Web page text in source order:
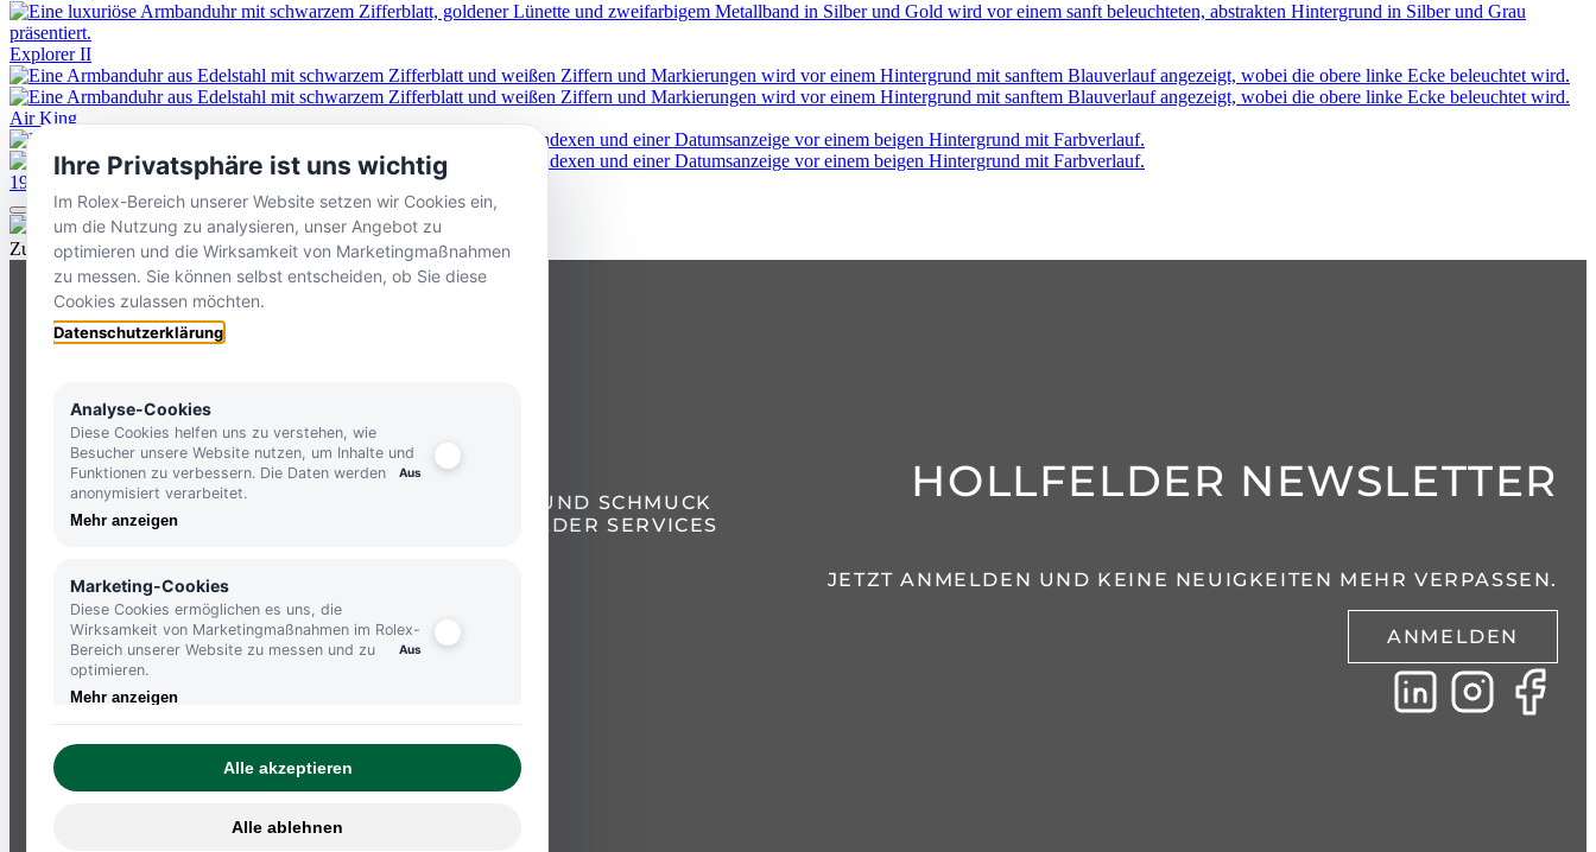
Explorer II
Air King
1908
Zurück nach oben
HOLLFELDER STORES IN IHRER NÄHE
ERLEBEN SIE UNSERE VIELFALT AN UHREN UND SCHMUCK
UND GENIESSEN SIE EINZIGARTIGE HOLLFELDER SERVICES
STANDORTE
TELEFON:+49 8386 3729790
ZUMKONTAKTFORMULAR
HOLLFELDER NEWSLETTER
JETZT ANMELDEN UND KEINE NEUIGKEITEN MEHR VERPASSEN.
ANMELDEN
Ihre Privatsphäre ist uns wichtig
Im Rolex-Bereich unserer Website setzen wir Cookies ein,
um die Nutzung zu analysieren, unser Angebot zu
optimieren und die Wirksamkeit von Marketingmaßnahmen
zu messen. Sie können selbst entscheiden, ob Sie diese
Cookies zulassen möchten.
Datenschutzerklärung
Analyse-Cookies
Diese Cookies helfen uns zu verstehen, wie
Besucher unsere Website nutzen, um Inhalte und
Funktionen zu verbessern. Die Daten werden
anonymisiert verarbeitet.
Mehr anzeigen
Marketing-Cookies
Diese Cookies ermöglichen es uns, die
Wirksamkeit von Marketingmaßnahmen im Rolex-
Bereich unserer Website zu messen und zu
optimieren.
Mehr anzeigen
Alle akzeptieren
Alle ablehnen